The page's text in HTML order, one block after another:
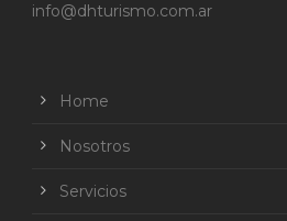
info@dhturismo.com.ar
Home
Nosotros
Servicios